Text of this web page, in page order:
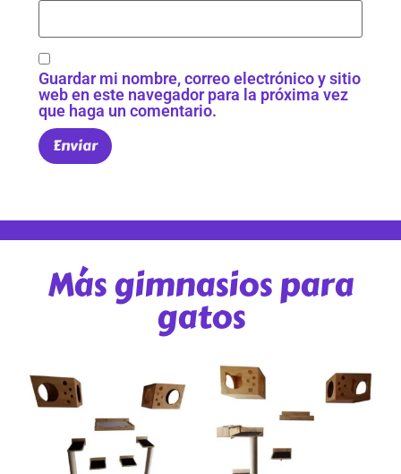
Guardar mi nombre, correo electrónico y sitio
web en este navegador para la próxima vez
que haga un comentario.
Más gimnasios para
gatos